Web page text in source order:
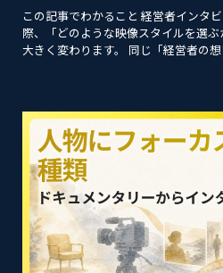
この記事でわかること 経営者インタ
際、「どのような映像スタイルを選
大きく変わります。 同じ「経営者の想